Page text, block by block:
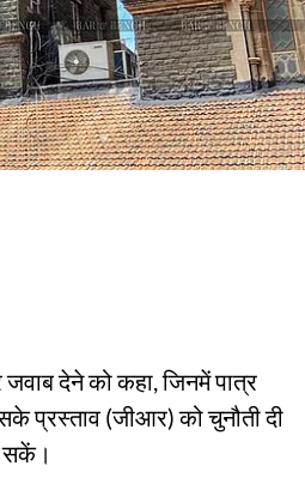
जवाब देने को कहा, जिनमें पात्र
प्रस्ताव (जीआर) को चुनौती दी
सकें।